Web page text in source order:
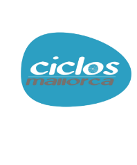
contenido